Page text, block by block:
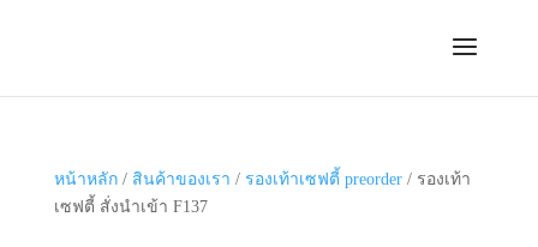
หน้าหลัก/ สินค้าของเรา / รองเท้าเซฟตี้ preorder/ รองเท้า
เซฟตี้ สั่งนำเข้า F137